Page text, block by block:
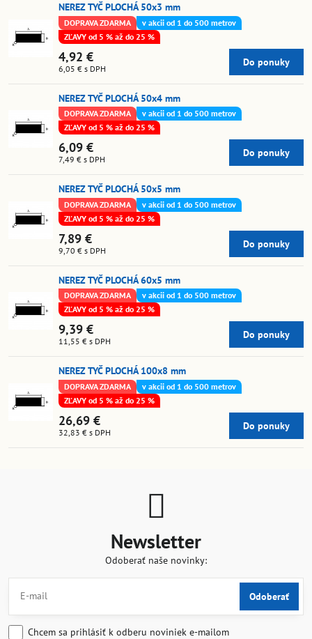
NEREZ TYČ PLOCHÁ 50x3 mm
DOPRAVA ZDARMA
v akcii od 1 do 500 metrov
ZĽAVY od 5 % až do 25 %
4,92 €
6,05 € s DPH
Do ponuky
NEREZ TYČ PLOCHÁ 50x4 mm
DOPRAVA ZDARMA
v akcii od 1 do 500 metrov
ZĽAVY od 5 % až do 25 %
6,09 €
7,49 € s DPH
Do ponuky
NEREZ TYČ PLOCHÁ 50x5 mm
DOPRAVA ZDARMA
v akcii od 1 do 500 metrov
ZĽAVY od 5 % až do 25 %
7,89 €
9,70 € s DPH
Do ponuky
NEREZ TYČ PLOCHÁ 60x5 mm
DOPRAVA ZDARMA
v akcii od 1 do 500 metrov
ZĽAVY od 5 % až do 25 %
9,39 €
11,55 € s DPH
Do ponuky
NEREZ TYČ PLOCHÁ 100x8 mm
DOPRAVA ZDARMA
v akcii od 1 do 500 metrov
ZĽAVY od 5 % až do 25 %
26,69 €
32,83 € s DPH
Do ponuky
Newsletter
Odoberať naše novinky:
Odoberať
Chcem sa prihlásiť k odberu noviniek e-mailom